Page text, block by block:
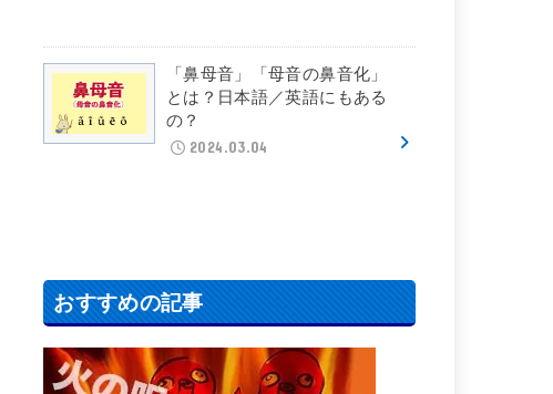
「鼻母音」「母音の鼻音化」
とは？日本語／英語にもある
の？
2024.03.04
おすすめの記事